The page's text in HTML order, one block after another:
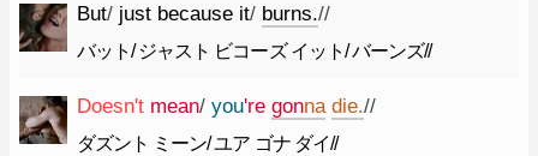
But/ just because it/ burns.//
バット/ ジャスト ビコーズ イット/ バーンズ//
Doesn't mean/ you're gonna die.//
ダズント ミーン/ ユア ゴナ ダイ//